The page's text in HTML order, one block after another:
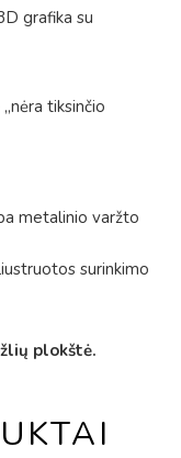
grafika su
tiksinčio
metalinio varžto
surinkimo
plokštė.